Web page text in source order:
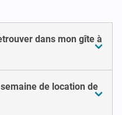
dans mon gîte à
de location de